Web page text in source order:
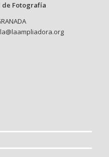
de Fotografía